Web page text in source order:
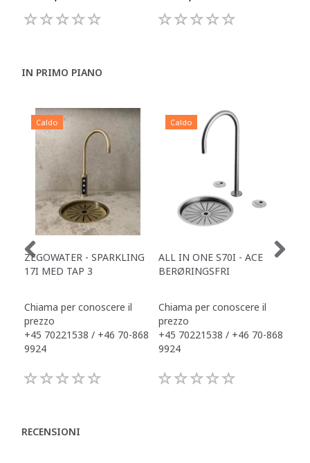
IN PRIMO PIANO
Caldo
ZEGOWATER - SPARKLING
17I MED TAP 3
Chiama per conoscere il
prezzo
+45 70221538 / +46 70-868
9924
Caldo
ALL IN ONE S70I - ACE
BERØRINGSFRI
Chiama per conoscere il
prezzo
+45 70221538 / +46 70-868
9924
RECENSIONI